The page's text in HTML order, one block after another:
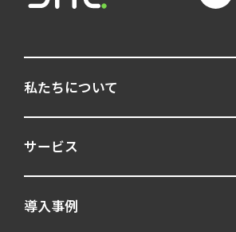
私たちについて
サービス
導入事例